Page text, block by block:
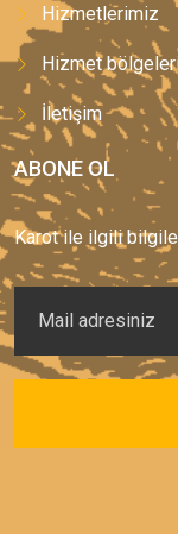
Hizmetlerimiz
Hizmet
İletişim
ABONE OL
Karot ile ilgili